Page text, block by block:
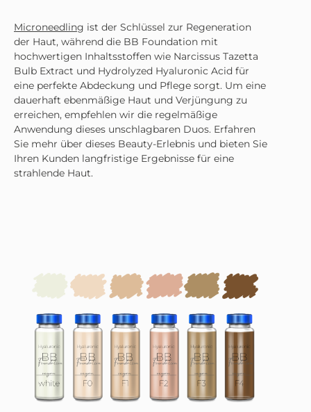
Microneedling ist der Schlüssel zur Regeneration
der Haut, während die BB Foundation mit
hochwertigen Inhaltsstoffen wie Narcissus Tazetta
Bulb Extract und Hydrolyzed Hyaluronic Acid für
eine perfekte Abdeckung und Pflege sorgt. Um eine
dauerhaft ebenmäßige Haut und Verjüngung zu
erreichen, empfehlen wir die regelmäßige
Anwendung dieses unschlagbaren Duos. Erfahren
Sie mehr über dieses Beauty-Erlebnis und bieten Sie
Ihren Kunden langfristige Ergebnisse für eine
strahlende Haut.